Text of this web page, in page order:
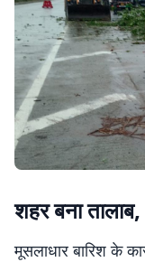
शहर बना
मूसलाधार बारिश के